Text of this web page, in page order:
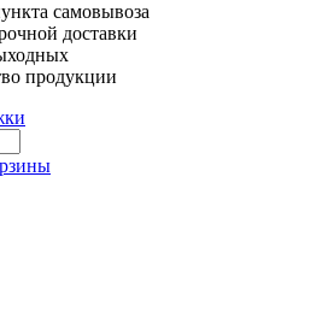
самовывоза
доставки
продукции